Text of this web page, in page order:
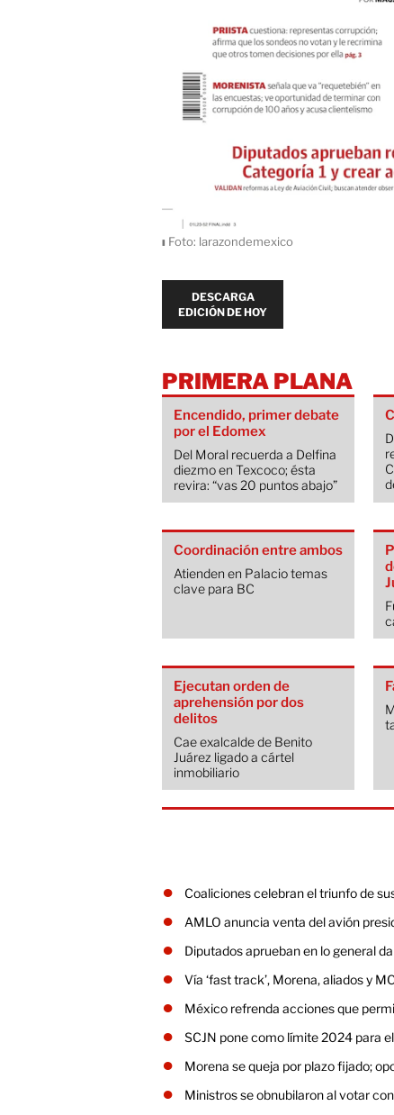
ı Foto: larazondemexico
DESCARGA
EDICIÓN DE HOY
PRIMERA PLANA
Encendido, primer debate
por el Edomex
Del Moral recuerda a Delfina
diezmo en Texcoco; ésta
revira: “vas 20 puntos abajo”
Coordinación entre ambos
Atienden en Palacio temas
clave para BC
Ejecutan orden de
aprehensión por dos
delitos
Cae exalcalde de Benito
Juárez ligado a cártel
inmobiliario
Coaliciones celebran el triunfo de
AMLO anuncia venta del avión
Diputados aprueban en lo general
Vía ‘fast track’, Morena, aliados y
México refrenda acciones que
SCJN pone como límite 2024 para
Morena se queja por plazo fijado;
Ministros se obnubilaron al votar